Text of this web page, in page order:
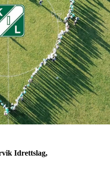
Idrettslag,